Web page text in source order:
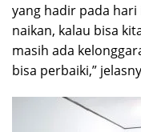
yang hadir pada
naikan, kalau bisa
masih ada
bisa perbaiki,”